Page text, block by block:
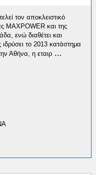
τον αποκλειστικό
MAXPOWER και της
ενώ διαθέτει και
το 2013 κατάστημα
Αθήνα, η εταιρ ...